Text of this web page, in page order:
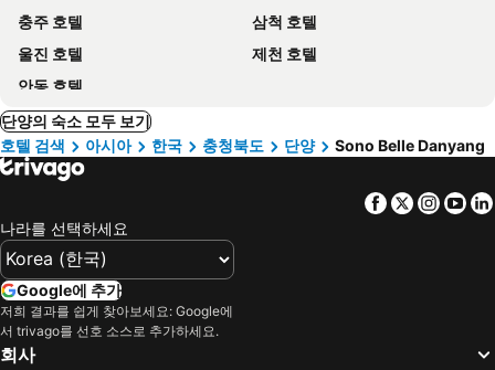
충주 호텔
삼척 호텔
울진 호텔
제천 호텔
안동 호텔
단양의 숙소 모두 보기
호텔 검색
아시아 한국 충청북도 단양 Sono Belle Danyang
Facebook
Twitter
나라를 선택하세요
Google에 추가
저희 결과를 쉽게 찾아보세요: Google에
서 trivago를 선호 소스로 추가하세요.
회사